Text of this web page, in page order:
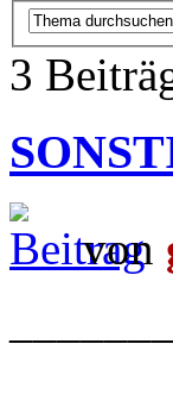
3
von